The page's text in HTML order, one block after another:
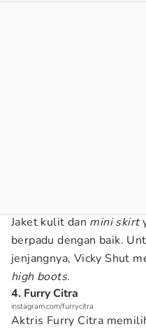
Jaket kulit dan mini skirt
berpadu dengan baik.
jenjangnya, Vicky Shut
high boots.
4. Furry Citra
instagram.com/furrycitra
Aktris Furry Citra